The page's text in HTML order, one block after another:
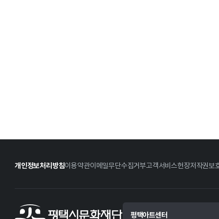
개인정보처리방침이용약관이메일무단수집거부고객서비스헌장저작권보
평택아트센터